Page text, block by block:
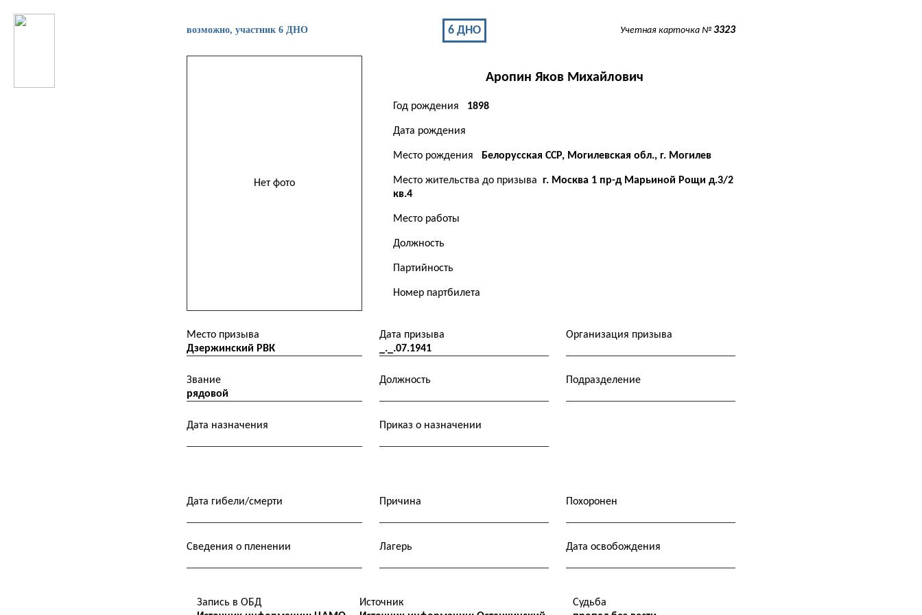
возможно, участник 6 ДНО 6 ДНО Учетная карточка №3323
Нет фото
Аропин Яков Михайлович
Год рождения 1898
Дата рождения
Место рождения Белорусская ССР, Могилевская обл., г. Могилев
Место жительства до призыва г. Москва 1 пр-д Марьиной Рощи д.3/2
кв.4
Место работы
Должность
Партийность
Номер партбилета
Место призыва
Дзержинский РВК
Дата призыва
_._.07.1941
Организация призыва
Звание
рядовой
Должность Подразделение
Дата назначения Приказ о назначении
Дата гибели/смерти Причина Похоронен
Сведения о пленении Лагерь Дата освобождения
Запись в ОБД
Источник
Судьба